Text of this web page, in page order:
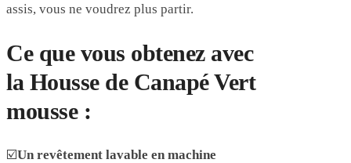
assis, vous ne voudrez plus partir.
Ce que vous obtenez avec
la Housse de Canapé Vert
mousse :
☑️Un revêtement lavable en machine